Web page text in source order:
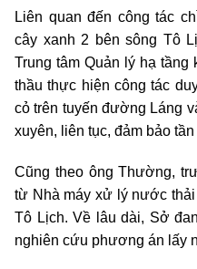
Liên quan đến công tác
cây xanh 2 bên sông Tô
Trung tâm Quản lý hạ tầng
thầu thực hiện công tác
cỏ trên tuyến đường Láng
xuyên, liên tục, đảm bảo
Cũng theo ông Thường,
từ Nhà máy xử lý nước
Tô Lịch. Về lâu dài, Sở
nghiên cứu phương án lấy